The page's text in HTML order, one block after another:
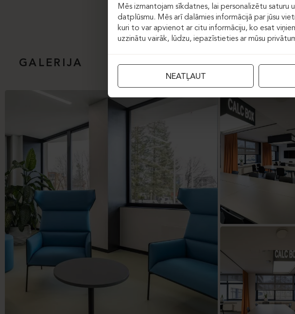
GALERIJA
Mēs izmantojam sīkdatnes, lai personalizētu saturu
datplūsmu. Mēs arī dalāmies informācijā par jūsu
kuri to var apvienot ar citu informāciju, ko esat
uzzinātu vairāk, lūdzu, iepazīstieties ar mūsu
NEATĻAUT